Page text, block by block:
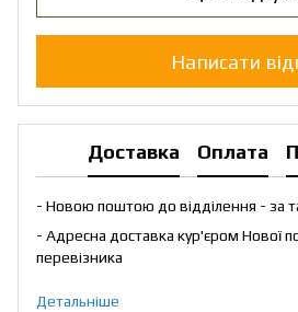
Написати
Доставка Оплата
- Новою поштою до відділення - за
- Адресна доставка кур'єром Нової
перевізника
Детальніше